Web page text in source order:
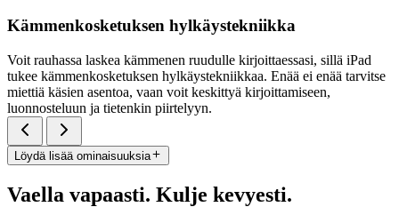
Kämmenkosketuksen hylkäystekniikka
Voit rauhassa laskea kämmenen ruudulle kirjoittaessasi, sillä iPad
tukee kämmenkosketuksen hylkäystekniikkaa. Enää ei enää tarvitse
miettiä käsien asentoa, vaan voit keskittyä kirjoittamiseen,
luonnosteluun ja tietenkin piirtelyyn.
Löydä lisää ominaisuuksia
Vaella vapaasti. Kulje kevyesti.